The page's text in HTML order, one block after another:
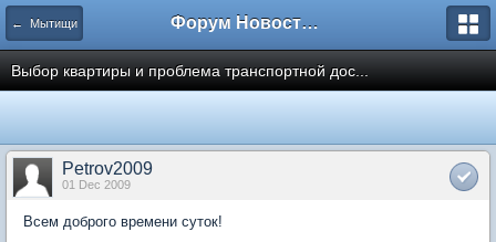
← Мытищи Форум Новостройки
Выбор квартиры и проблема транспортной дос...
Petrov2009
01 Dec 2009
Всем доброго времени суток!